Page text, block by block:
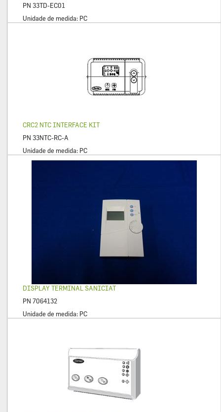
PN 33TD-EC01
Unidade de medida: PC
CRC2 NTC INTERFACE KIT
PN 33NTC-RC-A
Unidade de medida: PC
DISPLAY TERMINAL SANICIAT
PN 7064132
Unidade de medida: PC